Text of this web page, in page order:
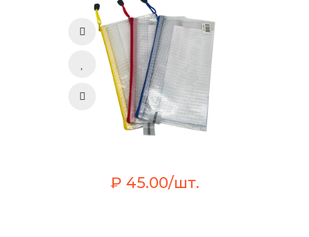
₽ 45.00/шт.